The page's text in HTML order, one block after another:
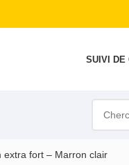
SUIVI DE
extra fort – Marron clair